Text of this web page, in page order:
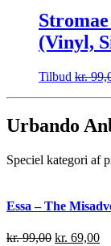
(Vinyl,
Tilbud kr.
Urbando
Speciel kategori af
Essa – The
kr.99,00 kr. 69,00